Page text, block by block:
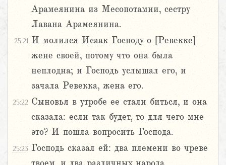
Арамеянина из Месопотамии, сестру
Лавана Арамеянина.
25:21 И молился Исаак Господу о [Ревекке]
жене своей, потому что она была
неплодна; и Господь услышал его, и
зачала Ревекка, жена его.
25:22 Сыновья в утробе ее стали биться, и она
сказала: если так будет, то для чего мне
это? И пошла вопросить Господа.
25:23 Господь сказал ей: два племени во чреве